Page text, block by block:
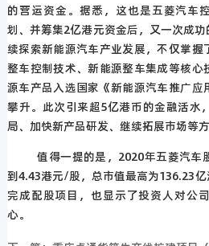
的营运资金。据悉，这也是五菱汽车
划、并筹集2亿港元资金后，又一次成
续探索新能源汽车产业发展，不仅掌握
整车控制技术、新能源整车集成等核心
源车产品入选国家《新能源汽车推广应
攀升。此次引来超5亿港币的金融活水
局、加快新产品研发、继续拓展市场等
值得一提的是， 2020年五菱汽车
到4.43港元/股，总市值最高为136.23
完成配股项目，也显示了投资人对公
心。